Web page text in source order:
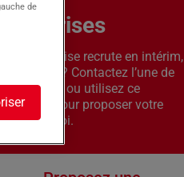
Entreprises
Votre entreprise recrute en intérim,
CDD ou CDI ? Contactez l’une de
agences ou utilisez ce
pour proposer votre
d’emploi.
de